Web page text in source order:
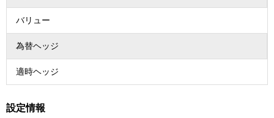
バリュー
為替ヘッジ
適時ヘッジ
設定情報